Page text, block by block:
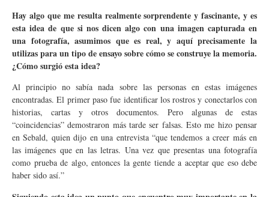
Hay algo que me resulta realmente sorprendente y fascinante, y es
esta idea de que si nos dicen algo con una imagen capturada en
una fotografía, asumimos que es real, y aquí precisamente la
utilizas para un tipo de ensayo sobre cómo se construye la memoria.
¿Cómo surgió esta idea?
Al principio no sabía nada sobre las personas en estas imágenes
encontradas. El primer paso fue identificar los rostros y conectarlos con
historias, cartas y otros documentos. Pero algunas de estas
“coincidencias” demostraron más tarde ser falsas. Esto me hizo pensar
en Sebald, quien dijo en una entrevista “que tendemos a creer más en
las imágenes que en las letras. Una vez que presentas una fotografía
como prueba de algo, entonces la gente tiende a aceptar que eso debe
haber sido así.”